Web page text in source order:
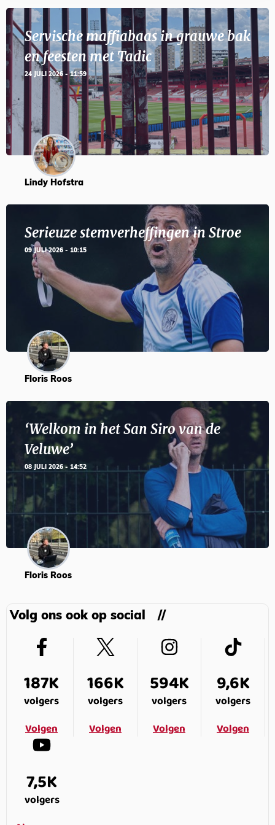
Servische maffiabaas in grauwe bak
en feesten met Tadic
24 JULI 2026 - 11:59
Lindy Hofstra
Serieuze stemverheffingen in Stroe
09 JULI 2026 - 10:15
Floris Roos
‘Welkom in het San Siro van de
Veluwe’
08 JULI 2026 - 14:52
Floris Roos
Volg ons ook op social
187K
volgers
Volgen
166K
volgers
Volgen
594K
volgers
Volgen
9,6K
volgers
Volgen
7,5K
volgers